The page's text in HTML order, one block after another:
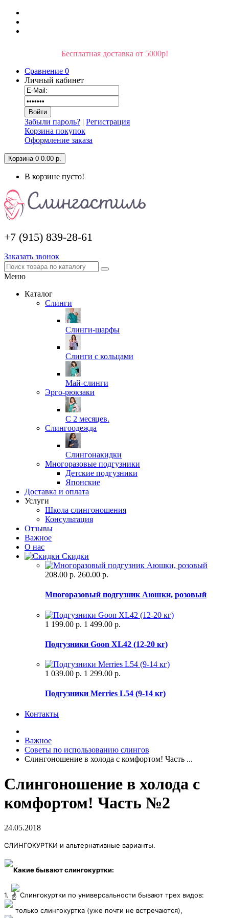
Бесплатная доставка от 5000р!
Сравнение 0
Личный кабинет
Забыли пароль? | Регистрация
Корзина покупок
Оформление заказа
Корзина 0 0.00 р.
В корзине пусто!
+7 (915) 839-28-61
Заказать звонок
Меню
Каталог
Слинги
Слинги-шарфы
Слинги с кольцами
Май-слинги
Эрго-рюкзаки
С 2 месяцев.
Слингоодежда
Слингонакидки
Многоразовые подгузники
Детские подгузники
Японские
Доставка и оплата
Услуги
Школа слингоношения
Консультация
Отзывы
Важное
О нас
Скидки
208.00 р. 260.00 р.
Многоразовый подгузник Аюшки, розовый
1 199.00 р. 1 499.00 р.
Подгузники Goon XL42 (12-20 кг)
1 039.00 р. 1 299.00 р.
Подгузники Merries L54 (9-14 кг)
Контакты
Важное
Советы по использованию слингов
Слингоношение в холода с комфортом! Часть ...
Слингоношение в холода с
комфортом! Часть №2
24.05.2018
СЛИНГОКУРТКИ и альтернативные варианты.
Какие бывают слингокуртки:
1.
Слингокуртки по универсальности бывают трех видов:
только слингокуртка (уже почти не встречаются),